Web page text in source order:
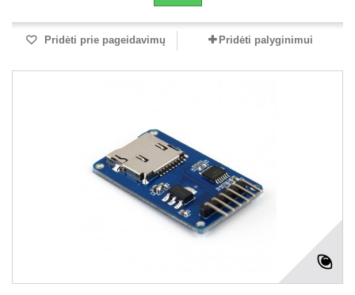
Pridėti prie pageidavimų Pridėti palyginimui